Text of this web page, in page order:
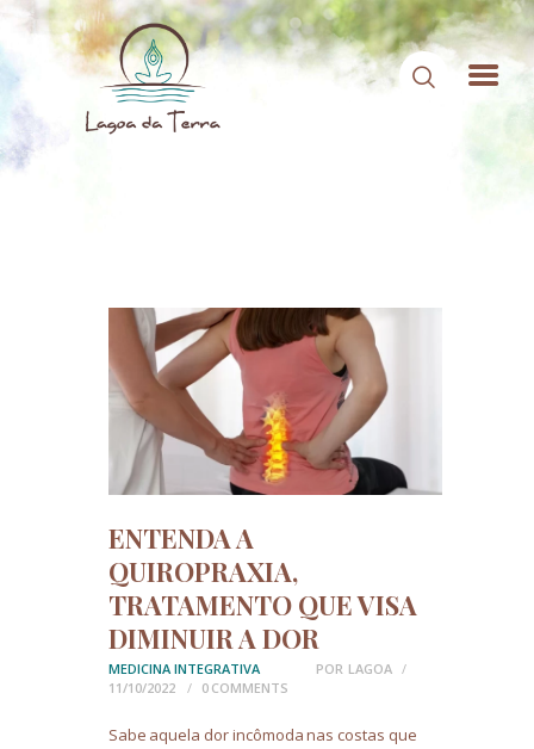
CONTATO
ÁREA DE MEMBROS
LOGIN
ENTENDA A
QUIROPRAXIA,
TRATAMENTO QUE VISA
DIMINUIR A DOR
MEDICINA INTEGRATIVA POR LAGOA
11/10/2022
0 COMMENTS
Sabe aquela dor incômoda nas costas que